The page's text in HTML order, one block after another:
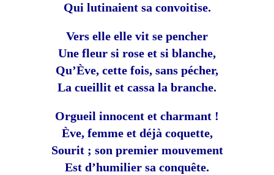
Qui lutinaient sa convoitise.
Vers elle elle vit se pencher
Une fleur si rose et si blanche,
Qu’Ève, cette fois, sans pécher,
La cueillit et cassa la branche.
Orgueil innocent et charmant !
Ève, femme et déjà coquette,
Sourit ; son premier mouvement
Est d’humilier sa conquête.